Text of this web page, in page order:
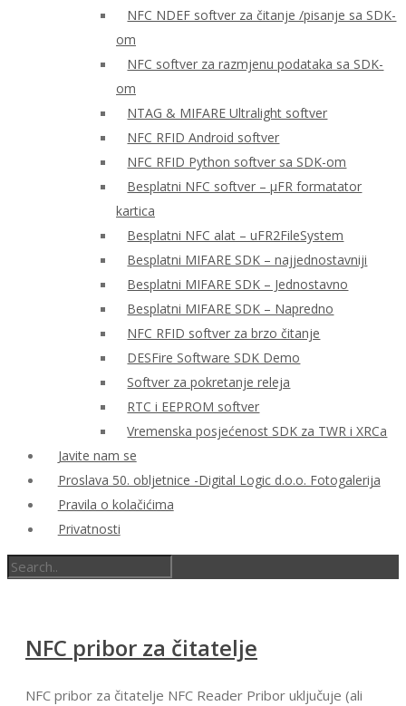
NFC NDEF softver za čitanje /pisanje sa SDK-
om
NFC softver za razmjenu podataka sa SDK-
om
NTAG & MIFARE Ultralight softver
NFC RFID Android softver
NFC RFID Python softver sa SDK-om
Besplatni NFC softver – μFR formatator
kartica
Besplatni NFC alat – uFR2FileSystem
Besplatni MIFARE SDK – najjednostavniji
Besplatni MIFARE SDK – Jednostavno
Besplatni MIFARE SDK – Napredno
NFC RFID softver za brzo čitanje
DESFire Software SDK Demo
Softver za pokretanje releja
RTC i EEPROM softver
Vremenska posjećenost SDK za TWR i XRCa
Javite nam se
Proslava 50. obljetnice -Digital Logic d.o.o. Fotogalerija
Pravila o kolačićima
Privatnosti
NFC pribor za čitatelje
NFC pribor za čitatelje NFC Reader Pribor uključuje (ali